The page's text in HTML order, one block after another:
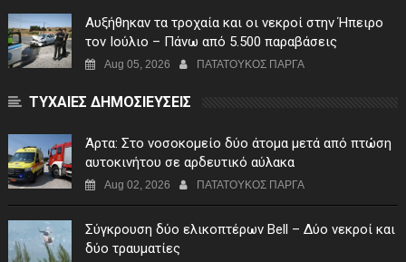
Αυξήθηκαν τα τροχαία και οι νεκροί στην Ήπειρο
τον Ιούλιο – Πάνω από 5.500 παραβάσεις
Aug 05, 2026 ΠΑΤΑΤΟΥΚΟΣ ΠΑΡΓΑ
ΤΥΧΑΙΕΣ ΔΗΜΟΣΙΕΥΣΕΙΣ
Άρτα: Στο νοσοκομείο δύο άτομα μετά από πτώση
αυτοκινήτου σε αρδευτικό αύλακα
Aug 02, 2026 ΠΑΤΑΤΟΥΚΟΣ ΠΑΡΓΑ
Σύγκρουση δύο ελικοπτέρων Bell – Δύο νεκροί και
δύο τραυματίες